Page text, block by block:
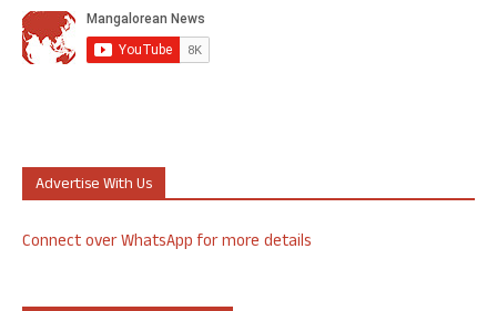
Advertise With Us
Connect over WhatsApp for more details